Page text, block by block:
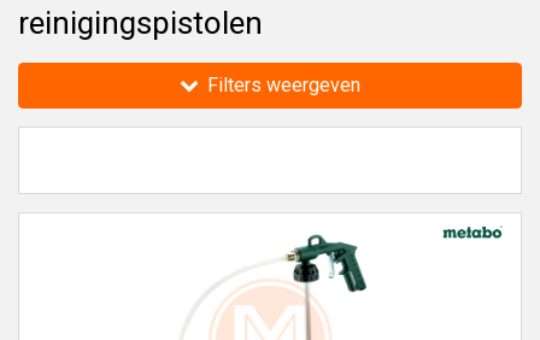
reinigingspistolen
Filters weergeven